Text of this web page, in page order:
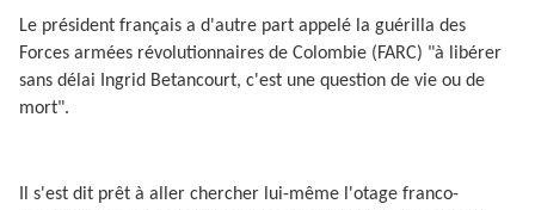
Le président français a d'autre part appelé la guérilla des
Forces armées révolutionnaires de Colombie (FARC) "à libérer
sans délai Ingrid Betancourt, c'est une question de vie ou de
mort".
Il s'est dit prêt à aller chercher lui-même l'otage franco-